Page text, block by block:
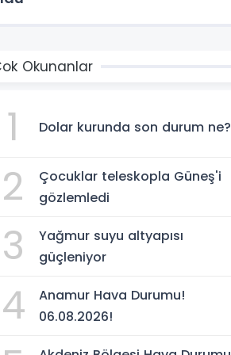
Okunanlar
1 Dolar kurunda son durum ne?
2
Çocuklar teleskopla Güneş'i
gözlemledi
3
Yağmur suyu altyapısı
güçleniyor
4
Anamur Hava Durumu!
06.08.2026!